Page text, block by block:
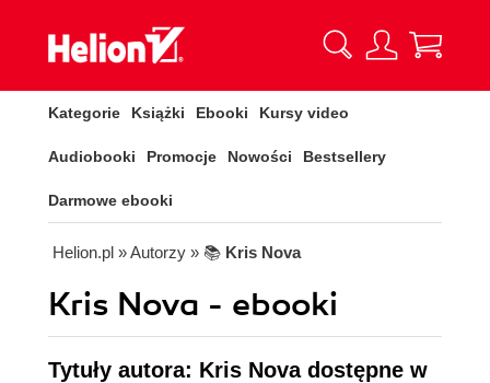
Kategorie Książki Ebooki Kursy video
Audiobooki Promocje Nowości Bestsellery
Darmowe ebooki
Helion.pl » Autorzy » 📚 Kris Nova
Kris Nova - ebooki
Tytuły autora: Kris Nova dostępne w